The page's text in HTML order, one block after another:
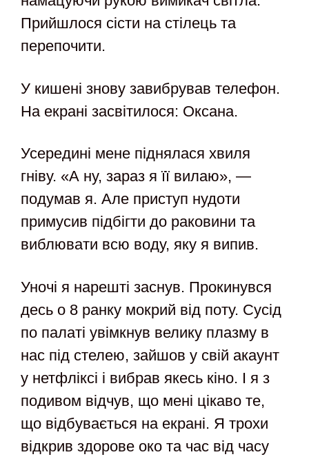
Прийшлося сісти на стілець та
перепочити.
У кишені знову завибрував телефон.
На екрані засвітилося: Оксана.
Усередині мене піднялася хвиля
гніву. «А ну, зараз я її вилаю», —
подумав я. Але приступ нудоти
примусив підбігти до раковини та
виблювати всю воду, яку я випив.
Уночі я нарешті заснув. Прокинувся
десь о 8 ранку мокрий від поту. Сусід
по палаті увімкнув велику плазму в
нас під стелею, зайшов у свій акаунт
у нетфліксі і вибрав якесь кіно. І я з
подивом відчув, що мені цікаво те,
що відбувається на екрані. Я трохи
відкрив здорове око та час від часу